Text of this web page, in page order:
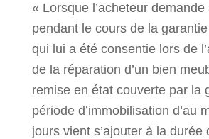
« Lorsque l’acheteur demande
pendant le cours de la
qui lui a été consentie lors de
de la réparation d’un bien
remise en état couverte par la
période d’immobilisation d’au
jours vient s’ajouter à la durée